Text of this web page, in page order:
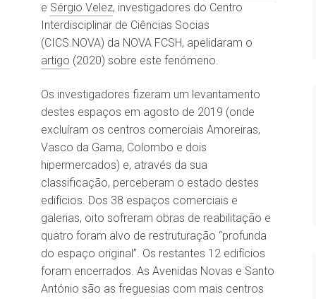
e Sérgio Velez, investigadores do Centro
Interdisciplinar de Ciências Socias
(CICS.NOVA) da NOVA FCSH, apelidaram o
artigo (2020) sobre este fenómeno.
Os investigadores fizeram um levantamento
destes espaços em agosto de 2019 (onde
excluíram os centros comerciais Amoreiras,
Vasco da Gama, Colombo e dois
hipermercados) e, através da sua
classificação, perceberam o estado destes
edifícios. Dos 38 espaços comerciais e
galerias, oito sofreram obras de reabilitação e
quatro foram alvo de restruturação “profunda
do espaço original”. Os restantes 12 edifícios
foram encerrados. As Avenidas Novas e Santo
António são as freguesias com mais centros